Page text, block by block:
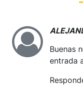
Buenas
entrada